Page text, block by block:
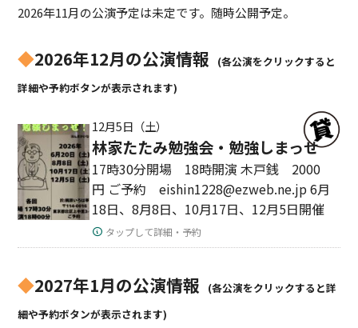
2026年11月の公演予定は未定です。随時公開予定。
◆2026年12月の公演情報
(各公演をクリックすると
詳細や予約ボタンが表示されます)
12月5日（土）
林家たたみ勉強会・勉強しまっせ
17時30分開場 18時開演 木戸銭 2000
円 ご予約 eishin1228@ezweb.ne.jp 6月
18日、8月8日、10月17日、12月5日開催
タップして詳細・予約
◆2027年1月の公演情報
(各公演をクリックすると詳
細や予約ボタンが表示されます)